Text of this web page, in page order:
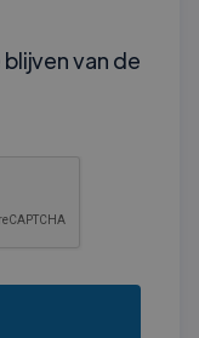
van de